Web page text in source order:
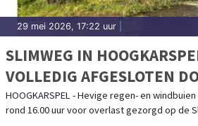
29 mei 2026, 17:22 uur
SLIMWEG IN
VOLLEDIG AFGESLOTEN
AFGEKNAKTE BOOM
HOOGKARSPEL - Hevige regen- en
rond 16.00 uur voor overlast gezorgd op de